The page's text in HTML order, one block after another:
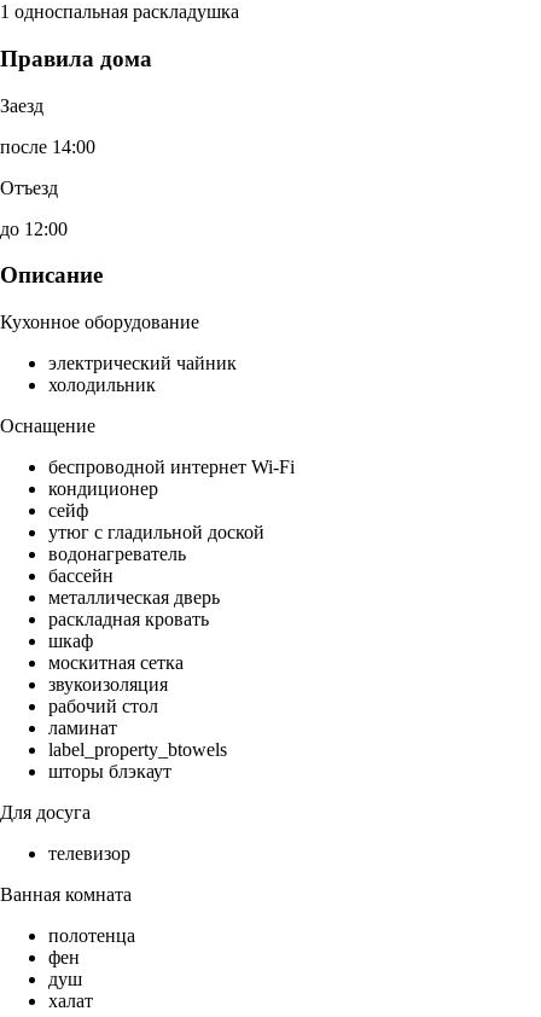
1 односпальная раскладушка
Правила дома
Заезд
после 14:00
Отъезд
до 12:00
Описание
Кухонное оборудование
электрический чайник
холодильник
Оснащение
беспроводной интернет Wi-Fi
кондиционер
сейф
утюг с гладильной доской
водонагреватель
бассейн
металлическая дверь
раскладная кровать
шкаф
москитная сетка
звукоизоляция
рабочий стол
ламинат
label_property_btowels
шторы блэкаут
Для досуга
телевизор
Ванная комната
полотенца
фен
душ
халат